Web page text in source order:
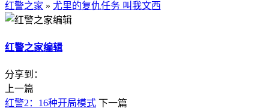
红警之家 » 尤里的复仇任务 叫我文西
红警之家编辑
分享到：
上一篇
红警2：16种开局模式 下一篇